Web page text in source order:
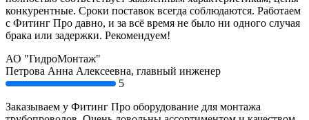
конкурентные. Сроки поставок всегда соблюдаются. Работаем
с Фитинг Про давно, и за всё время не было ни одного случая
брака или задержки. Рекомендуем!
АО "ГидроМонтаж"
Петрова Анна Алексеевна, главный инженер
5
Заказываем у Фитинг Про оборудование для монтажа